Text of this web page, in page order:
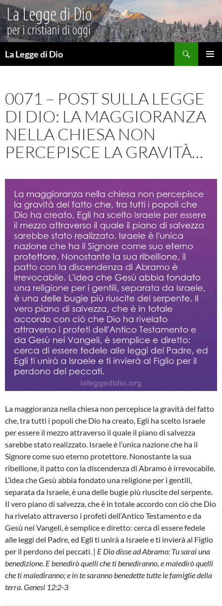
Vai
al
contenuto
La Legge di Dio
0071 – POST SULLA LEGGE
DI DIO: LA MAGGIORANZA
NELLA CHIESA NON
PERCEPISCE LA GRAVITÀ…
La maggioranza nella chiesa non percepisce la gravità del fatto
che, tra tutti i popoli che Dio ha creato, Egli ha scelto Israele
per essere il mezzo attraverso il quale il piano di salvezza
sarebbe stato realizzato. Israele è l’unica nazione che ha il
Signore come suo eterno protettore. Nonostante la sua
ribellione, il patto con la discendenza di Abramo è irrevocabile.
L’idea che Gesù abbia fondato una religione per i gentili,
separata da Israele, è una delle bugie più riuscite del serpente.
Il vero piano di salvezza, che è in totale accordo con ciò che Dio
ha rivelato attraverso i profeti dell’Antico Testamento e da
Gesù nei Vangeli, è semplice e diretto: cerca di essere fedele
alle leggi del Padre, ed Egli ti unirà a Israele e ti invierà al Figlio
per il perdono dei peccati. | E Dio disse ad Abramo: Tu sarai una
benedizione. E benedirò quelli che ti benediranno, e maledirò quelli
che ti malediranno; e in te saranno benedette tutte le famiglie della
terra. Genesi 12:2-3